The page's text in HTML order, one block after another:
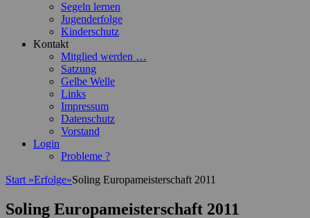
Segeln lernen
Jugenderfolge
Kinderschutz
Kontakt
Mitglied werden …
Satzung
Gelbe Welle
Links
Impressum
Datenschutz
Vorstand
Login
Probleme ?
Start »Erfolge»Soling Europameisterschaft 2011
Soling Europameisterschaft 2011